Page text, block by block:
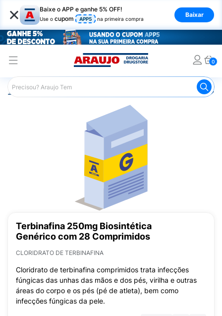
× Baixe o APP e ganhe 5% OFF!
Use o cupom APP5 na primeira compra
Baixar
0
Araujo Medicamentos Remédio para Pele e Mucosa
Terbinafina 250mg Biosintética
Genérico com 28 Comprimidos
CLORIDRATO DE TERBINAFINA
Cloridrato de terbinafina comprimidos trata infecções
fúngicas das unhas das mãos e dos pés, virilha e outras
áreas do corpo e os pés (pé de atleta), bem como
infecções fúngicas da pele.